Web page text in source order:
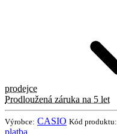
prodejce
Prodloužená záruka na 5 let
Výrobce: CASIO Kód produktu:
platba